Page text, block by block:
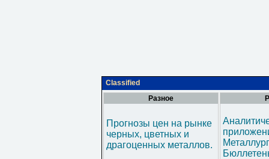
Classified
Разное
Прогнозы цен на рынке
черных, цветных и
драгоценных металлов.